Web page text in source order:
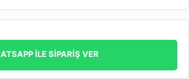
İLE SİPARİŞ VER